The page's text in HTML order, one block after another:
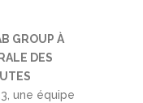
GROUP À
DES
une équipe